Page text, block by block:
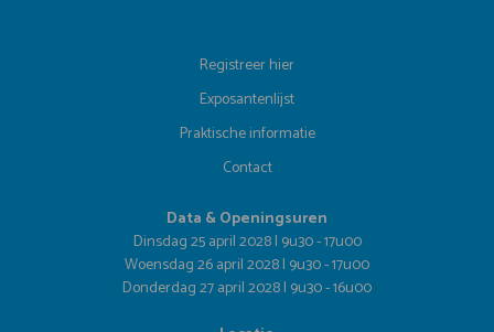
Registreer hier
Exposantenlijst
Praktische informatie
Contact
Data & Openingsuren
Dinsdag 25 april 2028 | 9u30 - 17u00
Woensdag 26 april 2028 | 9u30 - 17u00
Donderdag 27 april 2028 | 9u30 - 16u00